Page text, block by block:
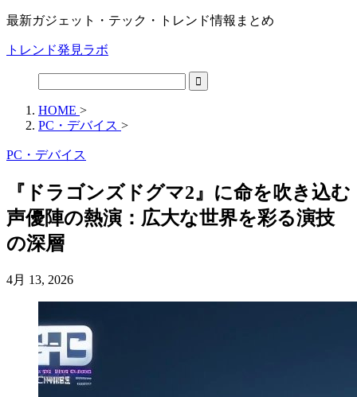
最新ガジェット・テック・トレンド情報まとめ
トレンド発見ラボ
HOME >
PC・デバイス >
PC・デバイス
『ドラゴンズドグマ2』に命を吹き込む
声優陣の熱演：広大な世界を彩る演技
の深層
4月 13, 2026